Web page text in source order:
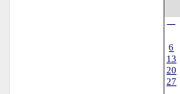
一
6
13
20
27